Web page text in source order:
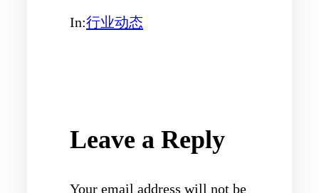
In:行业动态
Leave a Reply
Your email address will not be